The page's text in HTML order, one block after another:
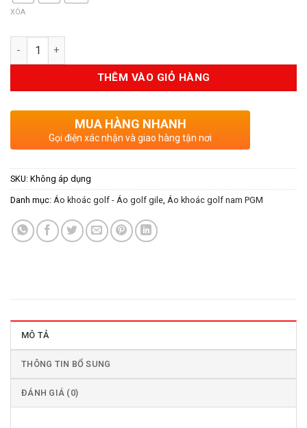
XÓA
Số lượng
THÊM VÀO GIỎ HÀNG
MUA HÀNG NHANH
Gọi điện xác nhận và giao hàng tận nơi
SKU: Không áp dụng
Danh mục: Áo khoác golf - Áo golf gile, Áo khoác golf nam PGM
MÔ TẢ
THÔNG TIN BỔ SUNG
ĐÁNH GIÁ (0)